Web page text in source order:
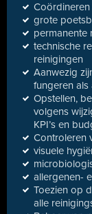
grote
permanente
technische
reinigingen
Aanwezig
fungeren als
Opstellen,
volgens
KPI’s en
Controleren
visuele
allergenen-
Toezien op
alle